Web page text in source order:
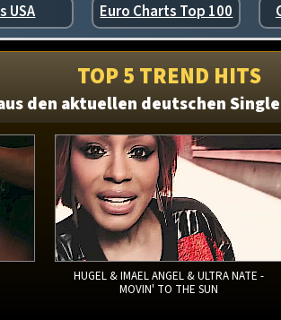
USA Euro Charts Top 100
TOP 5 TREND HITS
den aktuellen deutschen
HUGEL & IMAEL ANGEL & ULTRA NATE -
MOVIN' TO THE SUN